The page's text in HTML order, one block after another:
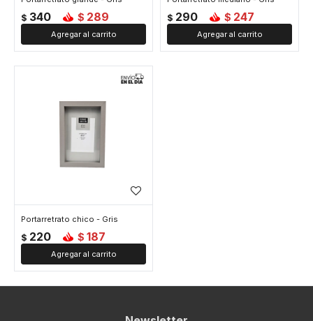
$ 340 $ 289 $ 290 $ 247
Portarretrato chico - Gris
$ 220 $ 187